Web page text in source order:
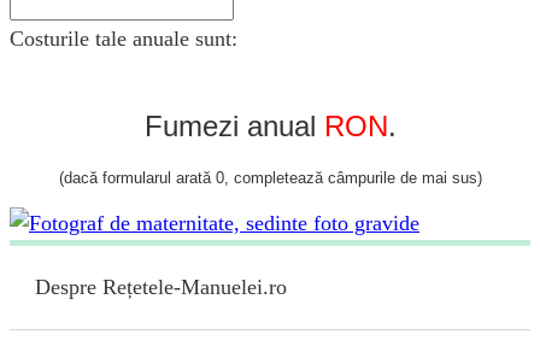
Costurile tale anuale sunt:
Fumezi anual RON.
(dacă formularul arată 0, completează câmpurile de mai sus)
Despre Rețetele-Manuelei.ro